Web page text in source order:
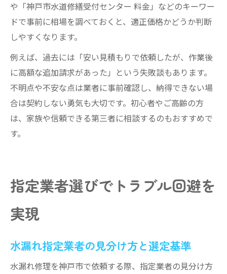
や「神戸市水道修繕受付センター 料金」などのキーワー
ドで事前に相場を調べておくと、適正価格かどうか判断
しやすくなります。
例えば、過去には「安い見積もりで依頼したが、作業後
に高額な追加請求があった」という失敗談もあります。
不明点や不安な点は業者に事前確認し、納得できない場
合は契約しない勇気も大切です。初心者やご高齢の方
は、家族や信頼できる第三者に相談するのもおすすめで
す。
指定業者選びでトラブル回避を
実現
水漏れ指定業者の見分け方と選定基準
水漏れ修理を神戸市で依頼する際、指定業者の見分け方